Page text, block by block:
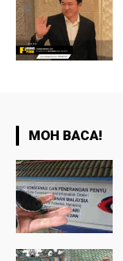
MOH BACA!